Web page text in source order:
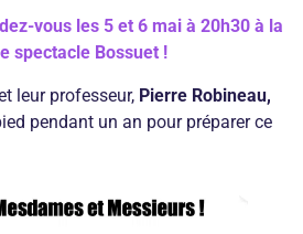
vous les 5 et 6 mai à 20h30 à la
spectacle Bossuet !
leur professeur, Pierre Robineau,
pendant un an pour préparer ce